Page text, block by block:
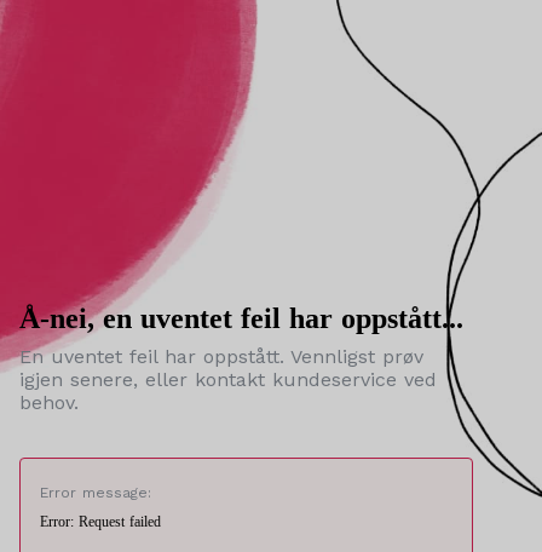
Å-nei, en uventet feil har oppstått...
En uventet feil har oppstått. Vennligst prøv
igjen senere, eller kontakt kundeservice ved
behov.
Error message:
Error: Request failed